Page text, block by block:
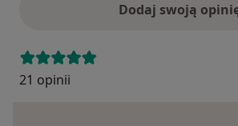
Dodaj swoją
21 opinii